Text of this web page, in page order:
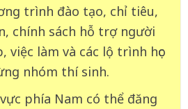
trình đào tạo, chỉ tiêu,
chính sách hỗ trợ người
việc làm và các lộ trình học
nhóm thí sinh.
phía Nam có thể đăng